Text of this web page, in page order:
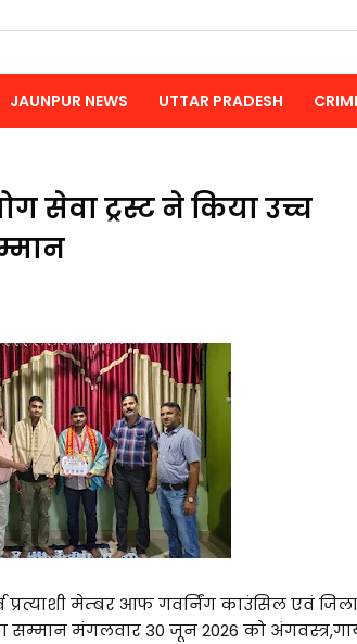
JAUNPUR NEWS UTTAR PRADESH
सेवा ट्रस्ट ने किया उच्च
प्रत्याशी मेम्बर आफ गवर्निंग काउंसिल एवं जिला
सम्मान मंगलवार 30 जून 2026 को